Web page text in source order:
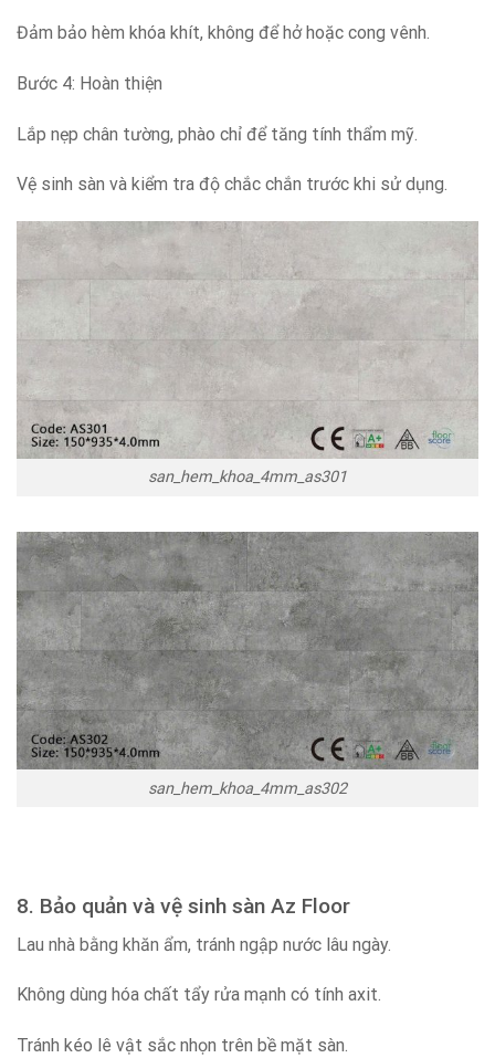
Đảm bảo hèm khóa khít, không để hở hoặc cong vênh.
Bước 4: Hoàn thiện
Lắp nẹp chân tường, phào chỉ để tăng tính thẩm mỹ.
Vệ sinh sàn và kiểm tra độ chắc chắn trước khi sử dụng.
san_hem_khoa_4mm_as301
san_hem_khoa_4mm_as302
8. Bảo quản và vệ sinh sàn Az Floor
Lau nhà bằng khăn ẩm, tránh ngập nước lâu ngày.
Không dùng hóa chất tẩy rửa mạnh có tính axit.
Tránh kéo lê vật sắc nhọn trên bề mặt sàn.